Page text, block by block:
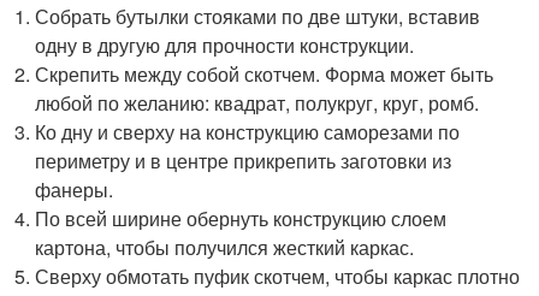
Собрать бутылки стояками по две штуки, вставив
одну в другую для прочности конструкции.
Скрепить между собой скотчем. Форма может быть
любой по желанию: квадрат, полукруг, круг, ромб.
Ко дну и сверху на конструкцию саморезами по
периметру и в центре прикрепить заготовки из
фанеры.
По всей ширине обернуть конструкцию слоем
картона, чтобы получился жесткий каркас.
Сверху обмотать пуфик скотчем, чтобы каркас плотно